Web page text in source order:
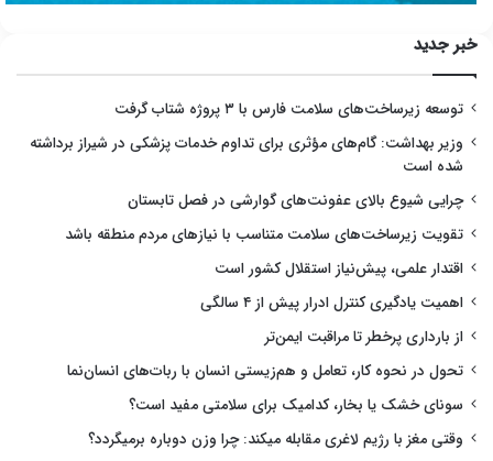
خبر جدید
توسعه زیرساخت‌های سلامت فارس با ۳ پروژه شتاب گرفت
وزیر بهداشت: گام‌های مؤثری برای تداوم خدمات پزشکی در شیراز برداشته
شده است
چرایی شیوع بالای عفونت‌های گوارشی در فصل تابستان
تقویت زیرساخت‌های سلامت متناسب با نیازهای مردم منطقه باشد
اقتدار علمی، پیش‌نیاز استقلال کشور است
اهمیت یادگیری کنترل ادرار پیش از ۴ سالگی
از بارداری پرخطر تا مراقبت ایمن‌تر
تحول در نحوه کار، تعامل و هم‌زیستی انسان با ربات‌های انسان‌نما
سونای خشک یا بخار، کدامیک برای سلامتی مفید است؟
وقتی مغز با رژیم لاغری مقابله میکند: چرا وزن دوباره برمیگردد؟